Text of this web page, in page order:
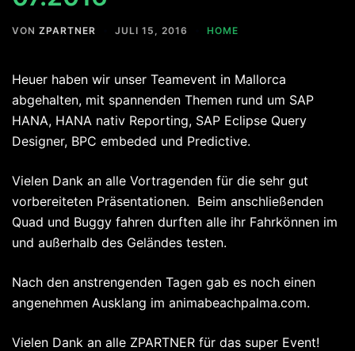
VON ZPARTNER JULI 15, 2016 HOME
Heuer haben wir unser Teamevent in Mallorca
abgehalten, mit spannenden Themen rund um SAP
HANA, HANA nativ Reporting, SAP Eclipse Query
Designer, BPC embeded und Predictive.
Vielen Dank an alle Vortragenden für die sehr gut
vorbereiteten Präsentationen. Beim anschließenden
Quad und Buggy fahren durften alle ihr Fahrkönnen im
und außerhalb des Geländes testen.
Nach den anstrengenden Tagen gab es noch einen
angenehmen Ausklang im animabeachpalma.com.
Vielen Dank an alle ZPARTNER für das super Event!